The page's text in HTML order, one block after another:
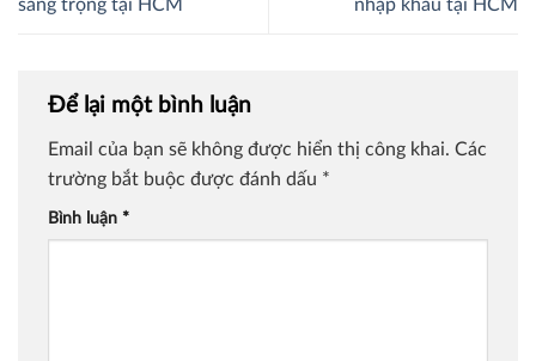
sang trọng tại HCM
nhập khẩu tại HCM
Để lại một bình luận
Email của bạn sẽ không được hiển thị công khai. Các
trường bắt buộc được đánh dấu *
Bình luận *